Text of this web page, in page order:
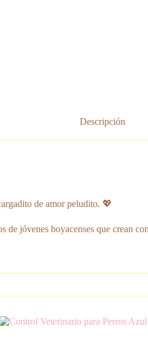
Descripción
de amor peludito. 💖
jóvenes boyacenses que crean